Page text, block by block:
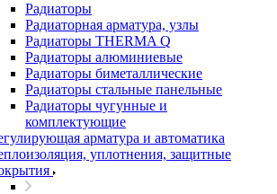
Радиаторы
Радиаторная арматура, узлы
Радиаторы THERMA Q
Радиаторы алюминиевые
Радиаторы биметаллические
Радиаторы стальные панельные
Радиаторы чугунные и
комплектующие
арматура и автоматика
уплотнения, защитные